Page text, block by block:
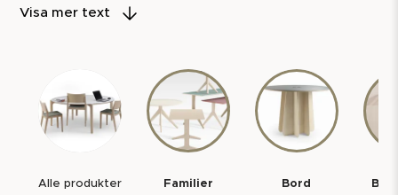
Visa mer text
Alle produkter Familier Bord